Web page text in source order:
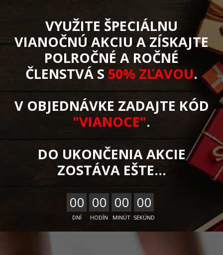
VYUŽITE ŠPECIÁLNU
VIANOČNÚ AKCIU A ZÍSKAJTE
POLROČNÉ A ROČNÉ
ČLENSTVÁ S 50% ZĽAVOU.
V OBJEDNÁVKE ZADAJTE KÓD
"VIANOCE".
DO UKONČENIA AKCIE
ZOSTÁVA EŠTE...
00
DNÍ
00
HODÍN
00
MINÚT
00
SEKÚND